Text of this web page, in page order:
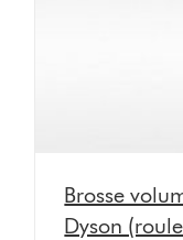
Brosse
Dyson